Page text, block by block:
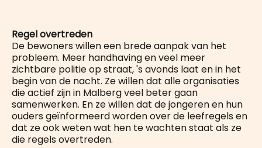
Regel overtreden
De bewoners willen een brede aanpak van het
probleem. Meer handhaving en veel meer
zichtbare politie op straat, 's avonds laat en in het
begin van de nacht. Ze willen dat alle organisaties
die actief zijn in Malberg veel beter gaan
samenwerken. En ze willen dat de jongeren en hun
ouders geïnformeerd worden over de leefregels en
dat ze ook weten wat hen te wachten staat als ze
die regels overtreden.